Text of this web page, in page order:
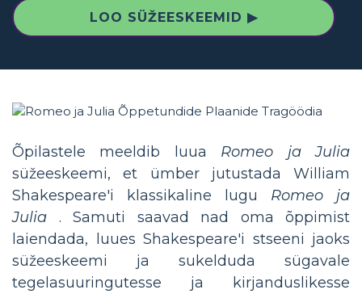
LOO SÜŽEESKEEMID ▶
Õpilastele meeldib luua Romeo ja Julia
süžeeskeemi, et ümber jutustada William
Shakespeare'i klassikaline lugu Romeo ja
Julia . Samuti saavad nad oma õppimist
laiendada, luues Shakespeare'i stseeni jaoks
süžeeskeemi ja sukelduda sügavale
tegelasuuringutesse ja kirjanduslikesse